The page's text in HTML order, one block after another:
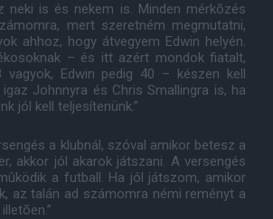
neki is és nekem is. Minden mérkõzés
mert szeretném megmutatni,
ahhoz, hogy átvegyem Edwin helyén.
– és itt azért mondok fiatalt,
Edwin pedig 40 – készen kell
igaz Johnnyra és Chris Smallingra is, ha
jól kell teljesítenünk.”
a klubnál, szóval amikor betesz a
akkor jól akarok játszani. A versengés
a futball. Ha jól játszom, amikor
az talán ad számomra némi reményt a